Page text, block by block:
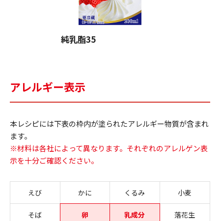
純乳脂35
アレルギー表示
本レシピには下表の枠内が塗られたアレルギー物質が含まれ
ます。
※材料は各社によって異なります。それぞれのアレルゲン表
示を十分ご確認ください。
えび かに くるみ 小麦
そば 卵 乳成分 落花生